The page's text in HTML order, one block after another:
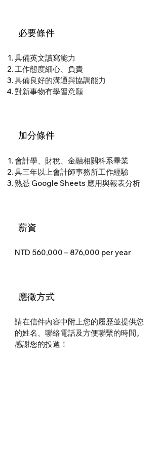
必要條件
具備英文讀寫能力
工作態度細心、負責
具備良好的溝通與協調能力
對新事物有學習意願
​加分條件
會計學、財稅、金融相關科系畢業
具三年以上會計師事務所工作經驗
熟悉 Google Sheets 應用與報表分析
薪資
NTD 560,000 – 876,000 per year
應徵方式
請在信件內容中附上您的履歷並提供您
的姓名、聯絡電話及方便聯繫的時間。
感謝您的投遞！